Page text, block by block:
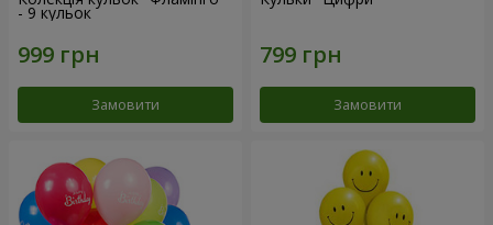
- 9 кульок
Замовити Замовити